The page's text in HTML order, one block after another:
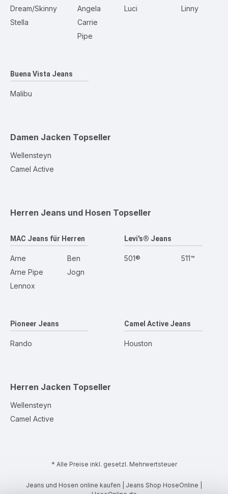
Dream/Skinny
Stella
Angela
Carrie
Pipe
Luci
Linny
Buena Vista Jeans
Malibu
Damen Jacken Topseller
Wellensteyn
Camel Active
Herren Jeans und Hosen Topseller
MAC Jeans für Herren
Arne
Arne Pipe
Lennox
Ben
Jogn
Levi's® Jeans
501® 511™
Pioneer Jeans
Rando
Camel Active Jeans
Houston
Herren Jacken Topseller
Wellensteyn
Camel Active
* Alle Preise inkl. gesetzl. Mehrwertsteuer
Jeans und Hosen online kaufen | Jeans Shop HoseOnline |